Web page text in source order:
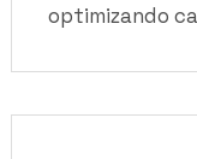
optimizando